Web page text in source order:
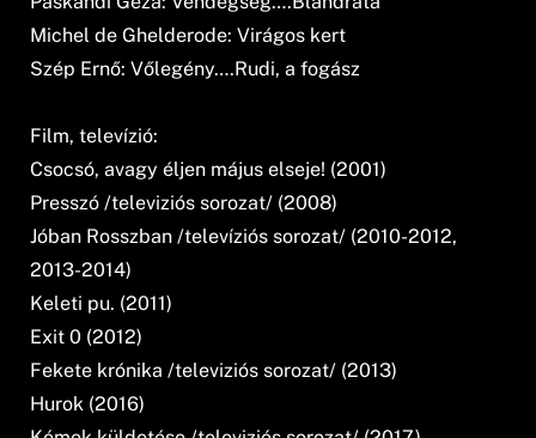
Michel de Ghelderode: Virágos kert
Szép Ernő: Vőlegény….Rudi, a fogász
Film, televízió:
Csocsó, avagy éljen május elseje! (2001)
Presszó /televiziós sorozat/ (2008)
Jóban Rosszban /televíziós sorozat/ (2010-2012,
2013-2014)
Keleti pu. (2011)
Exit 0 (2012)
Fekete krónika /televiziós sorozat/ (2013)
Hurok (2016)